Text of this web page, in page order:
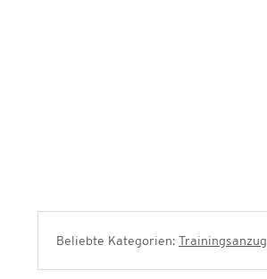
Beliebte Kategorien: Trainingsanzug